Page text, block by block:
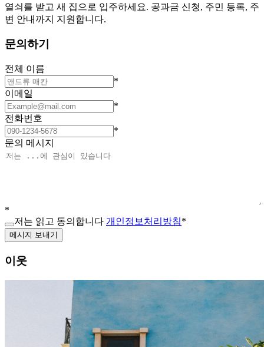
열쇠를 받고 새 집으로 입주하세요. 공과금 신청, 주민 등록, 주
변 안내까지 지원합니다.
문의하기
전체 이름
*
이메일
*
전화번호
*
문의 메시지
*
저는 읽고 동의합니다 개인정보처리방침*
메시지 보내기
이웃